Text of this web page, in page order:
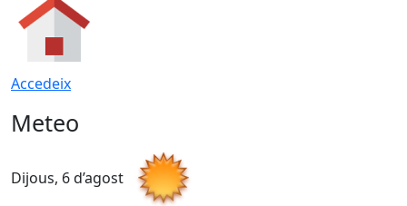
Accedeix
Meteo
Dijous, 6 d’agost